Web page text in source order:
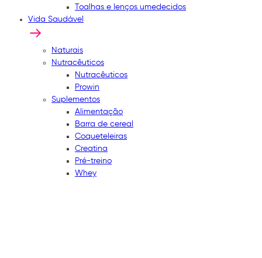
Toalhas e lenços umedecidos
Vida Saudável
Naturais
Nutracêuticos
Nutracêuticos
Prowin
Suplementos
Alimentação
Barra de cereal
Coqueteleiras
Creatina
Pré-treino
Whey